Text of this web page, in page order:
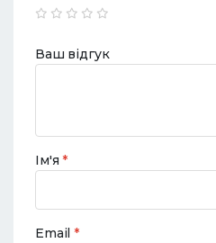
Ваш відгук
Ім'я*
Email*